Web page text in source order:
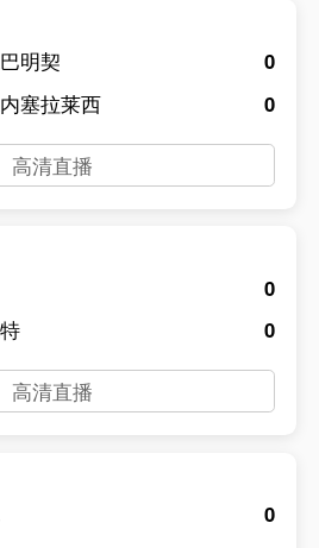
明契
塞拉莱西
0
0
高清直播
0
0
高清直播
0